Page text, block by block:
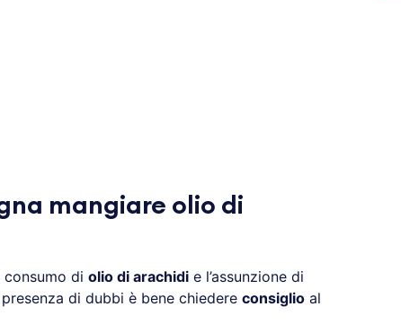
mangiare olio di
di olio di arachidie l’assunzione di
presenza di dubbi è bene chiedere consiglioal